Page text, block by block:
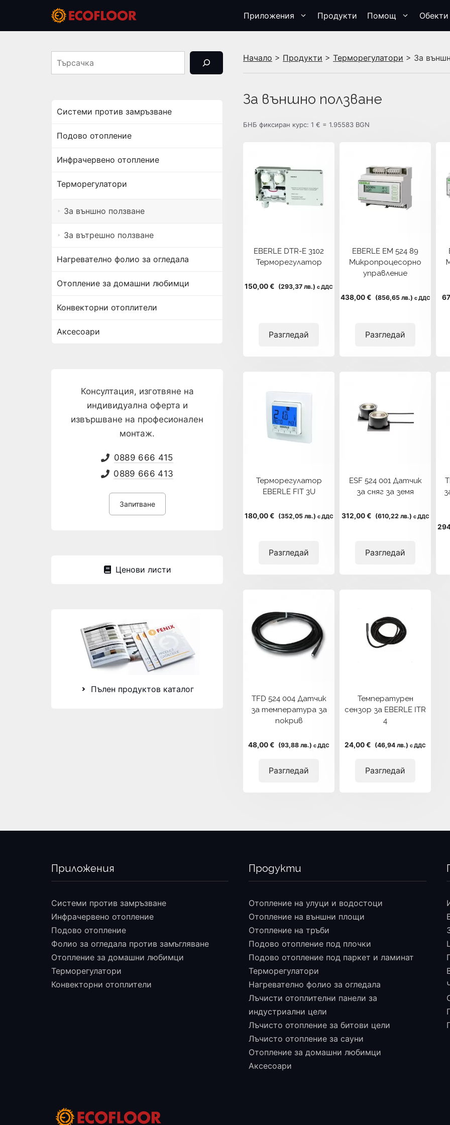
съдържанието
Приложения Продукти Помощ Обекти
Начало > Продукти > Терморегулатори > За
За външно ползване
БНБ фиксиран курс: 1 € = 1.95583 BGN
EBERLE DTR-E 3102
Терморегулатор
150,00 € (293,37 лв.) с ДДС
Разгледай
EBERLE EM 524 89
Mикропроцесорно
управление
438,00 € (856,65 лв.) с ДДС
Разгледай
Терморегулатор
EBERLE FIT 3U
180,00 € (352,05 лв.) с ДДС
Разгледай
ESF 524 001 Датчик
за сняг за земя
312,00 € (610,22 лв.) с ДДС
Разгледай
TFD 524 004 Датчик
за температура за
покрив
48,00 € (93,88 лв.) с ДДС
Разгледай
Температурен
сензор за EBERLE ITR
4
24,00 € (46,94 лв.) с ДДС
Разгледай
Търсачка
Системи против замръзване
Подово отопление
Инфрачервено отопление
Терморегулатори
За външно ползване
За вътрешно ползване
Нагревателно фолио за огледала
Отопление за домашни любимци
Конвекторни отоплители
Аксесоари
Консултация, изготвяне на
индивидуална оферта и
извършване на професионален
монтаж.
0889 666 415
0889 666 413
Запитване
Ценови листи
Пълен продуктов каталог
Приложения
Системи против замръзване
Инфрачервено отопление
Подово отопление
Фолио за огледала против замъгляване
Отопление за домашни любимци
Терморегулатори
Конвекторни отоплители
Продукти
Отопление на улуци и водостоци
Отопление на външни площи
Отопление на тръби
Подово отопление под плочки
Подово отопление под паркет и ламинат
Терморегулатори
Нагревателно фолио за огледала
Лъчисти отоплителни панели за
индустриални цели
Лъчисто отопление за битови цели
Лъчисто отопление за сауни
Отопление за домашни любимци
Аксесоари